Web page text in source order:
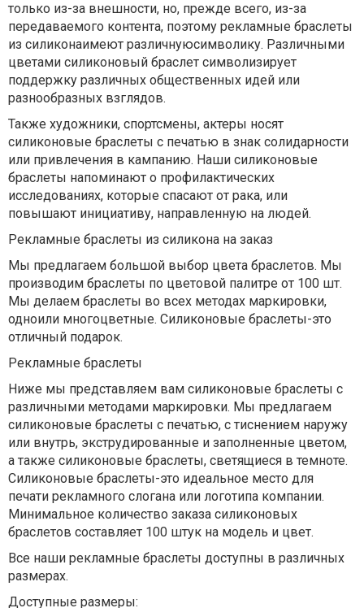
только из-за внешности, но, прежде всего, из-за
передаваемого контента, поэтому рекламные браслеты
из силиконаимеют различнуюсимволику. Различными
цветами силиконовый браслет символизирует
поддержку различных общественных идей или
разнообразных взглядов.
Также художники, спортсмены, актеры носят
силиконовые браслеты с печатью в знак солидарности
или привлечения в кампанию. Наши силиконовые
браслеты напоминают о профилактических
исследованиях, которые спасают от рака, или
повышают инициативу, направленную на людей.
Рекламные браслеты из силикона на заказ
Мы предлагаем большой выбор цвета браслетов. Мы
производим браслеты по цветовой палитре от 100 шт.
Мы делаем браслеты во всех методах маркировки,
одноили многоцветные. Силиконовые браслеты-это
отличный подарок.
Рекламные браслеты
Ниже мы представляем вам силиконовые браслеты с
различными методами маркировки. Мы предлагаем
силиконовые браслеты с печатью, с тиснением наружу
или внутрь, экструдированные и заполненные цветом,
а также силиконовые браслеты, светящиеся в темноте.
Силиконовые браслеты-это идеальное место для
печати рекламного слогана или логотипа компании.
Минимальное количество заказа силиконовых
браслетов составляет 100 штук на модель и цвет.
Все наши рекламные браслеты доступны в различных
размерах.
Доступные размеры: